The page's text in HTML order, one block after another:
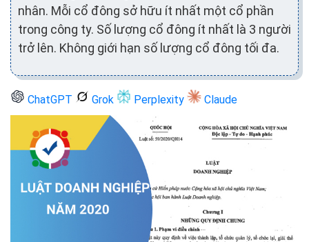
nhân. Mỗi cổ đông sở hữu ít nhất một cổ phần
trong công ty. Số lượng cổ đông ít nhất là 3 người
trở lên. Không giới hạn số lượng cổ đông tối đa.
ChatGPT Grok Perplexity Claude